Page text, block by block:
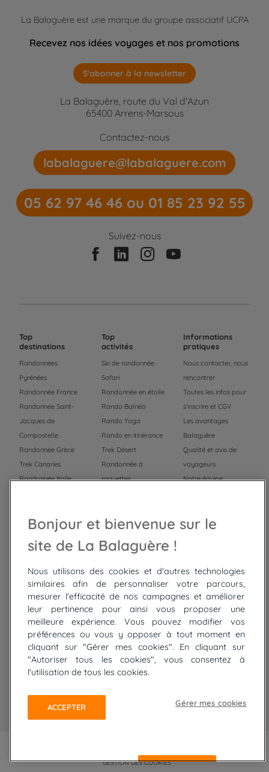
La Balaguère est une marque du groupe associatif UCPA
Recevez nos idées voyages et nos promotions
S'abonner à la newsletter
La Balaguère, route du Val d'Azun
65400 Arrens-Marsous
Contactez-nous
labalaguere@labalaguere.com
05 62 97 46 46 ou 01 85 23 92 55
Suivez-nous
Top
destinations
Randonnées
Pyrénées
Randonnée France
Randonnée Saint-
Jacques de
Compostelle
Randonnée Grèce
Trek Canaries
Randonnée Italie
Trek Mauritanie
Top
activités
Ski de randonnée
Safari
Randonnée en étoile
Rando Balnéo
Rando Yoga
Rando en itinérance
Trek Désert
Randonnée à
raquettes
Trek
Informations
pratiques
Nous contacter, nous
rencontrer
Toutes les infos pour
s'inscrire et CGV
Les avantages
Balaguère
Qualité et avis de
voyageurs
Notre équipe
Top
circuits
Tour du lac de Constance à vélo
Cyclades : Amorgos et Naxos
Randonnée aux Bardenas Reales
De Collioure à Cadaquès à pied
Découverte des trésors de Madère
Rando Réunion en douceur
Trek sur Tenerife
GESTION DES COOKIES
Bonjour et bienvenue sur le
site de La Balaguère !
Nous utilisons des cookies et d'autres technologies
similaires afin de personnaliser votre parcours,
mesurer l'efficacité de nos campagnes et améliorer
leur pertinence pour ainsi vous proposer une
meilleure expérience. Vous pouvez modifier vos
préférences ou vous y opposer à tout moment en
cliquant sur "Gérer mes cookies". En cliquant sur
"Autoriser tous les cookies", vous consentez à
l'utilisation de tous les cookies.
Gérer mes cookies
REFUSER
ACCEPTER